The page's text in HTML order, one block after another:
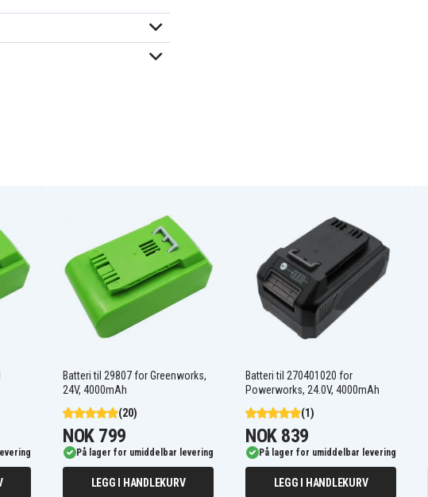
Alpina H 24 Li
Greenworks 10-Inch
Cordless Chainsaw 20362
Greenworks 2000007
Greenworks 2100007
Greenworks 2200007
Greenworks 2400007
Greenworks G24
Greenworks G24AB 24V
Cordless Axial Blower
Batteri til 29807 for Greenworks,
24V, 4000mAh
(20)
NOK 799
På lager for umiddelbar levering
LEGG I HANDLEKURV
Batteri til 270401020 for
Powerworks, 24.0V, 4000mAh
(1)
NOK 839
På lager for umiddelbar levering
LEGG I HANDLEKURV